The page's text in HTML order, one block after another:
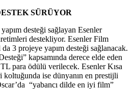
SÜRÜYOR
desteği sağlayan Esenler
destekliyor. Esenler Film
3 projeye yapım desteği sağlanacak.
kapsamında derece elde eden
para ödülü verilecek. Esenler Kısa
koltuğunda ise dünyanın en prestijli
“yabancı dilde en iyi film”